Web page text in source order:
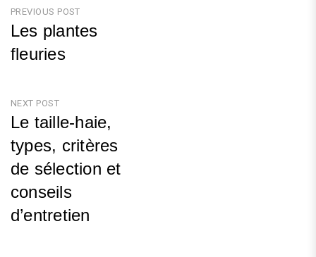
Navigation
de
l’article
PREVIOUS POST
Les plantes
fleuries
NEXT POST
Le taille-haie,
types, critères
de sélection et
conseils
d’entretien